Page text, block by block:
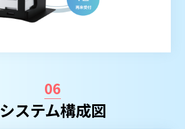
06
システム構成図